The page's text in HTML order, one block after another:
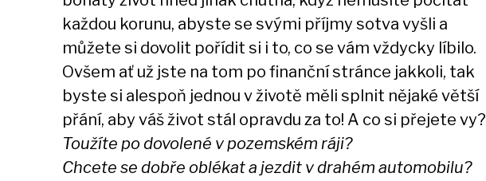
každou korunu, abyste se svými příjmy sotva vyšli a
můžete si dovolit pořídit si i to, co se vám vždycky líbilo.
Ovšem ať už jste na tom po finanční stránce jakkoli, tak
byste si alespoň jednou v životě měli splnit nějaké větší
přání, aby váš život stál opravdu za to! A co si přejete vy?
Toužíte po dovolené v pozemském ráji?
Chcete se dobře oblékat a jezdit v drahém automobilu?